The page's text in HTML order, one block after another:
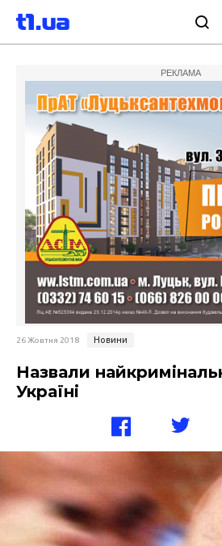
РЕКЛАМА
26 Жовтня 2018 Новини
Назвали
Україні